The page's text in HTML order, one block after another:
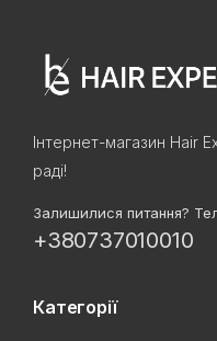
Інтернет-магазин Hair
раді!
Залишилися питання?
+380737010010
Категорії